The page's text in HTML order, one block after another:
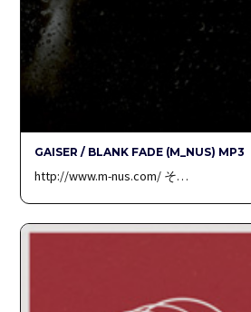
GAISER / BLANK FADE (M_NUS) MP3
http://www.m-nus.com/ そ…